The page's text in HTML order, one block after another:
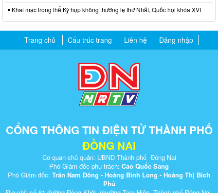
Khai mạc trọng thể Kỳ họp không thường lệ thứ Nhất, Quốc hội khóa XVI
Trang chủ Cấu trúc trang Liên hệ Đăng nhập
CỔNG THÔNG TIN ĐIỆN TỬ THÀNH PHỐ
ĐỒNG NAI
Cơ quan chủ quản: UBND Thành phố Đồng Nai
Phó Giám đốc phụ trách: Cao Quốc Sang
Phó Giám đốc: Trần Nam Đông - Hoàng Bình Long - Hoàng Thị Bích
Phú